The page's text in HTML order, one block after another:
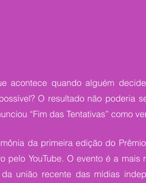
acontece quando alguém
O resultado não poderia
“Fim das Tentativas” como
da primeira edição do
pelo YouTube. O evento é a
união recente das mídias